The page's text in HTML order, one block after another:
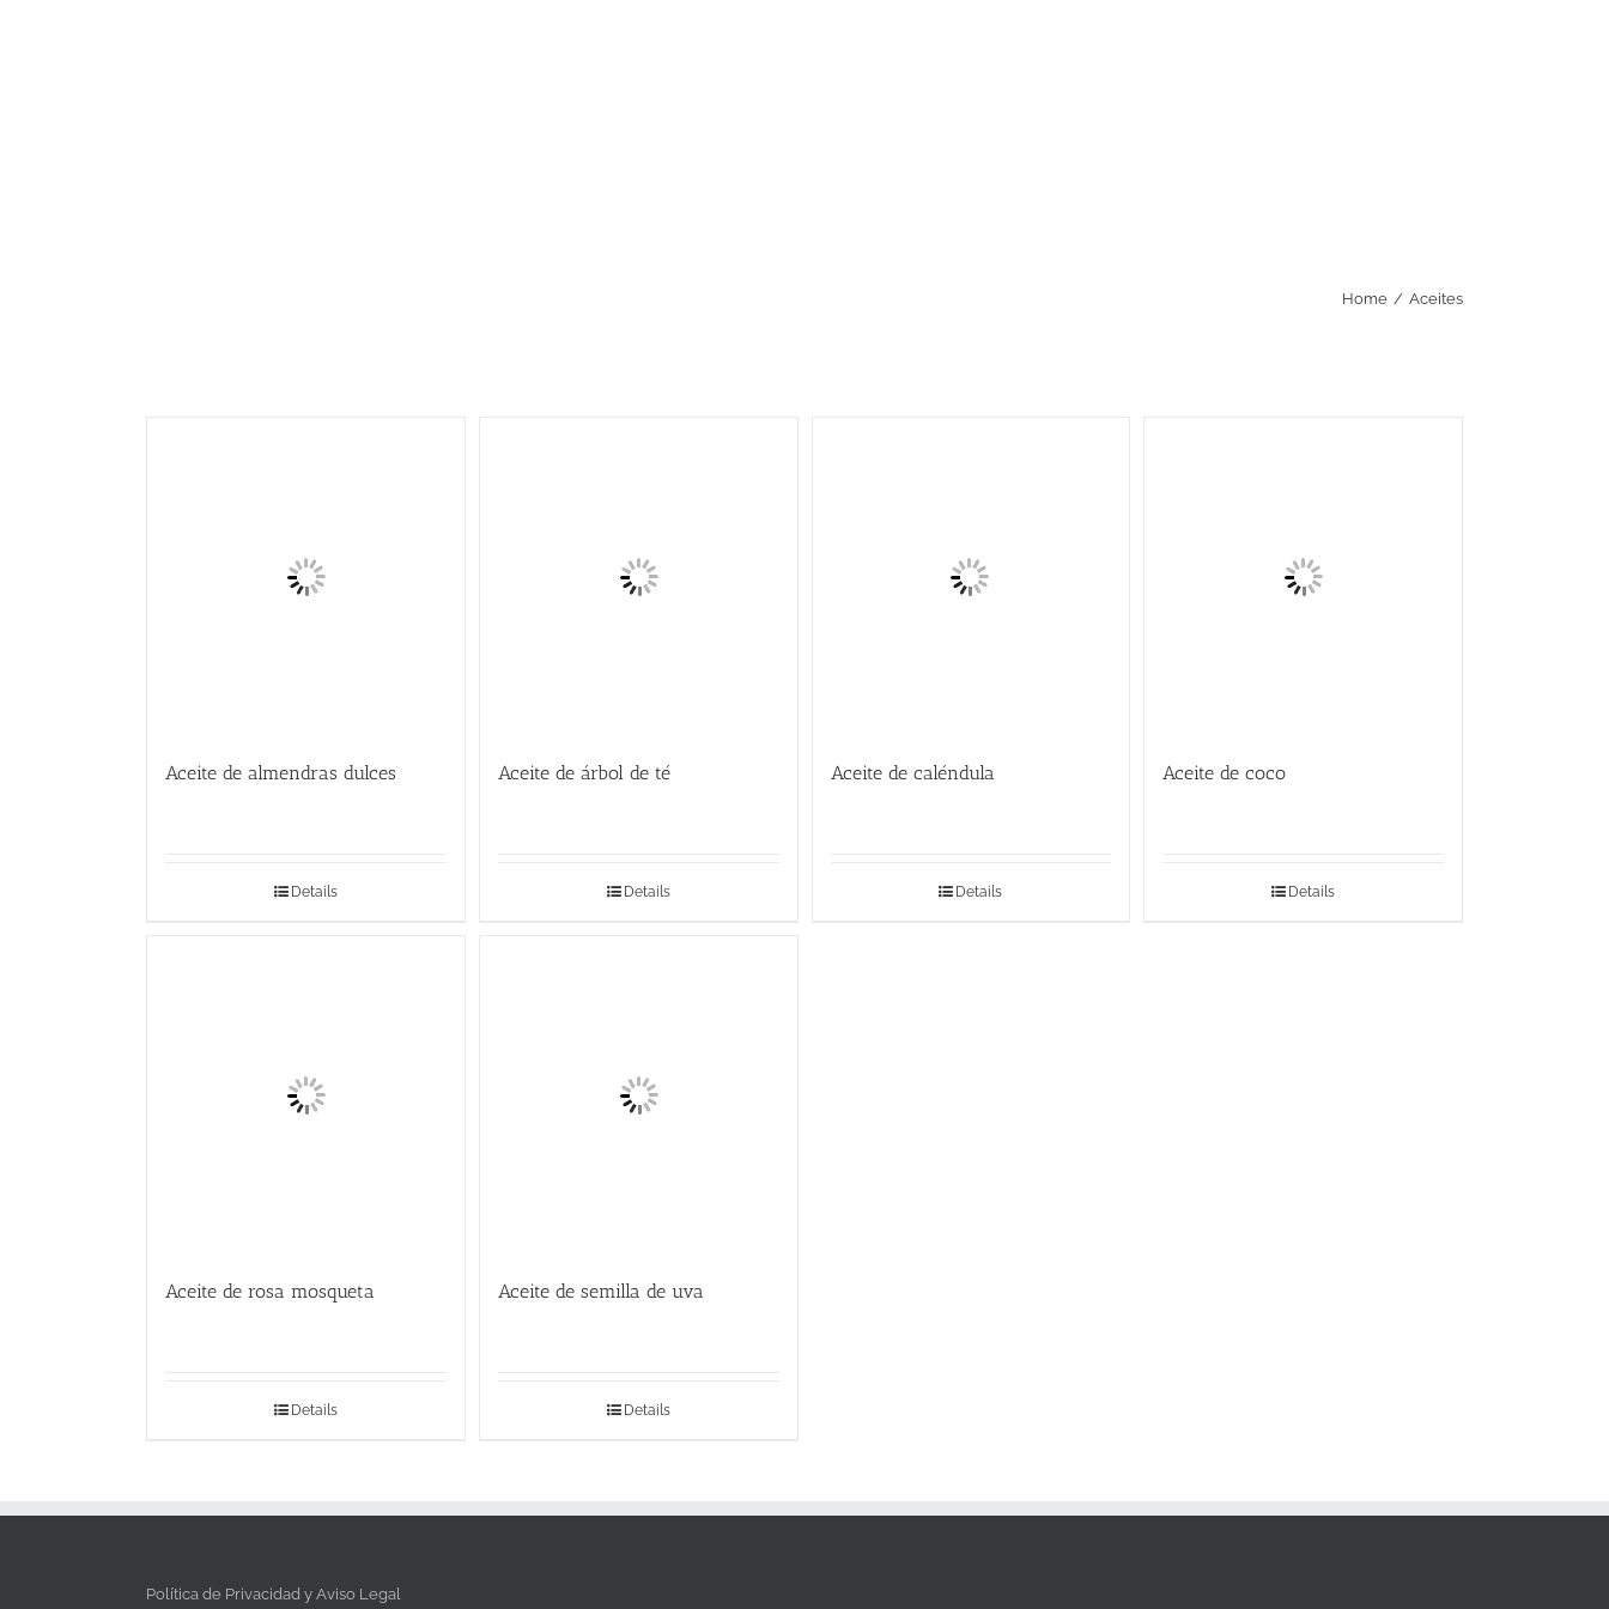
Home / Aceites
Aceite de almendras dulces
Details
Aceite de árbol de té
Details
Aceite de caléndula
Details
Aceite de coco
Details
Aceite de rosa mosqueta
Details
Aceite de semilla de uva
Details
Política de Privacidad y Aviso Legal